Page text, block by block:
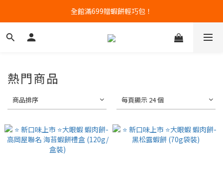
高含量蝦肉餅專賣｜任三件88折
全館滿699贈蝦餅輕巧包！
高含量蝦肉餅專賣｜任三件88折
熱門商品
商品排序 每頁顯示 24 個